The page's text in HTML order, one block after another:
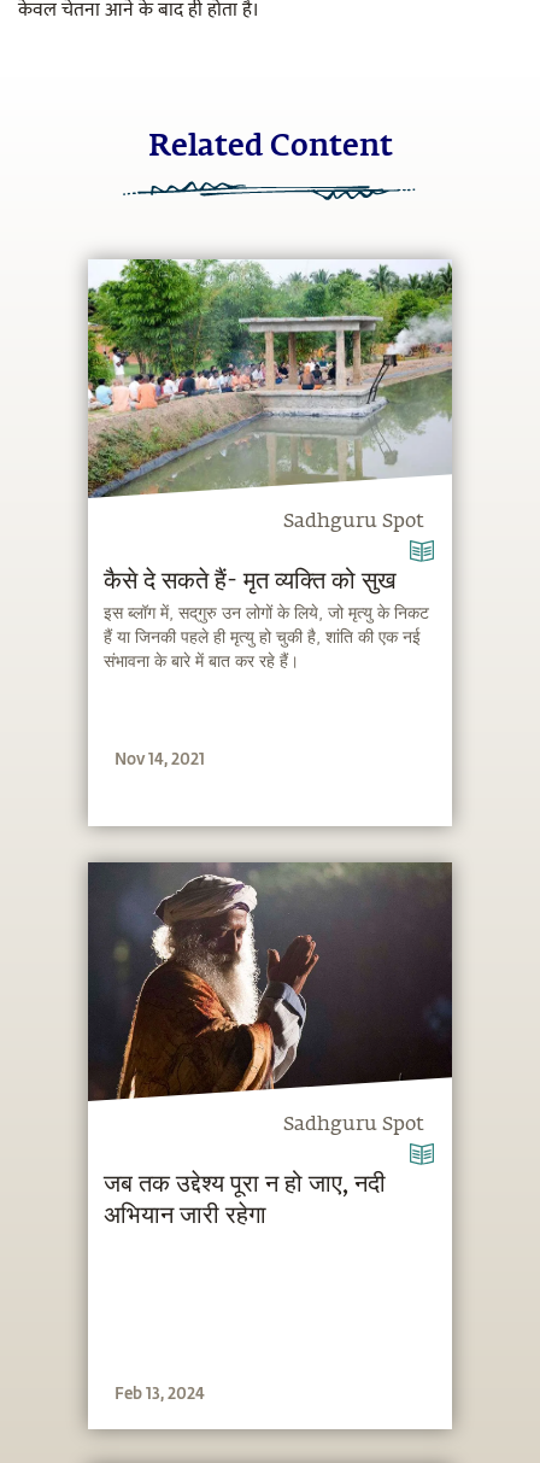
केवल चेतना आने के बाद ही होता है।
Related Content
Sadhguru Spot
कैसे दे सकते हैं- मृत व्यक्ति को सुख
इस ब्लॉग में, सद्‌गुरु उन लोगों के लिये, जो मृत्यु के निकट
हैं या जिनकी पहले ही मृत्यु हो चुकी है, शांति की एक नई
संभावना के बारे में बात कर रहे हैं।
Nov 14, 2021
Sadhguru Spot
जब तक उद्देश्‍य पूरा न हो जाए, नदी
अभियान जारी रहेगा
Feb 13, 2024